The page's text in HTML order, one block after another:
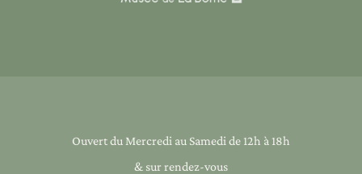
Ouvert du Mercredi au Samedi de 12h à 18h
& sur rendez-vous